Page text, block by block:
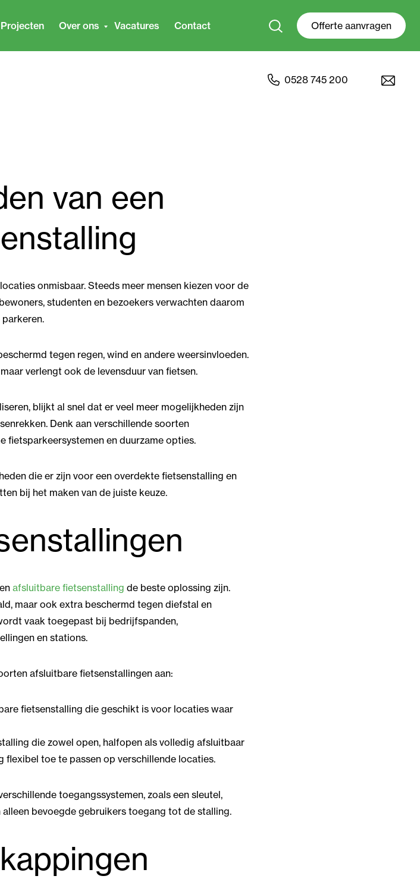
Projecten Over ons Vacatures Contact Offerte aanvragen
0528 745 200
van een
onmisbaar. Steeds meer mensen kiezen voor de
studenten en bezoekers verwachten daarom
tegen regen, wind en andere weersinvloeden.
verlengt ook de levensduur van fietsen.
blijkt al snel dat er veel meer mogelijkheden zijn
Denk aan verschillende soorten
fietsparkeersystemen en duurzame opties.
die er zijn voor een overdekte fietsenstalling en
bij het maken van de juiste keuze.
afsluitbare fietsenstalling de beste oplossing zijn.
maar ook extra beschermd tegen diefstal en
vaak toegepast bij bedrijfspanden,
en stations.
afsluitbare fietsenstallingen aan:
fietsenstalling die geschikt is voor locaties waar
die zowel open, halfopen als volledig afsluitbaar
toe te passen op verschillende locaties.
toegangssystemen, zoals een sleutel,
bevoegde gebruikers toegang tot de stalling.